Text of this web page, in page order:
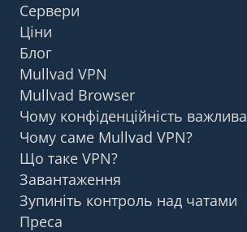
Сервери
Ціни
Блог
Mullvad VPN
Mullvad Browser
Чому конфіденційність важлива
Чому саме Mullvad VPN?
Що таке VPN?
Завантаження
Зупиніть контроль над чатами
Преса